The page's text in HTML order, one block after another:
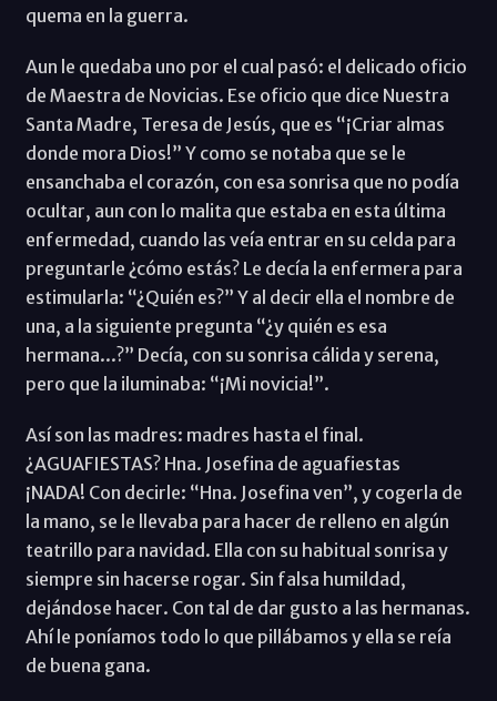
quema en la guerra.
Aun le quedaba uno por el cual pasó: el delicado oficio
de Maestra de Novicias. Ese oficio que dice Nuestra
Santa Madre, Teresa de Jesús, que es “¡Criar almas
donde mora Dios!” Y como se notaba que se le
ensanchaba el corazón, con esa sonrisa que no podía
ocultar, aun con lo malita que estaba en esta última
enfermedad, cuando las veía entrar en su celda para
preguntarle ¿cómo estás? Le decía la enfermera para
estimularla: “¿Quién es?” Y al decir ella el nombre de
una, a la siguiente pregunta “¿y quién es esa
hermana...?” Decía, con su sonrisa cálida y serena,
pero que la iluminaba: “¡Mi novicia!”.
Así son las madres: madres hasta el final.
¿AGUAFIESTAS? Hna. Josefina de aguafiestas
¡NADA! Con decirle: “Hna. Josefina ven”, y cogerla de
la mano, se le llevaba para hacer de relleno en algún
teatrillo para navidad. Ella con su habitual sonrisa y
siempre sin hacerse rogar. Sin falsa humildad,
dejándose hacer. Con tal de dar gusto a las hermanas.
Ahí le poníamos todo lo que pillábamos y ella se reía
de buena gana.